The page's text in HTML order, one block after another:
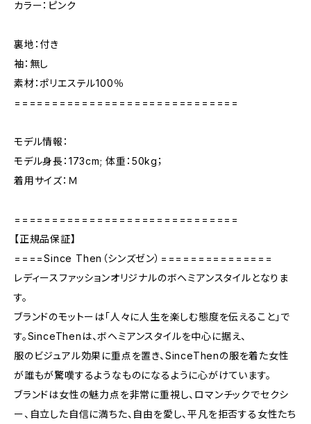
カラー：ピンク
裏地：付き
袖：無し
素材：ポリエステル100％
==============================
モデル情報：
モデル身長：173cm; 体重：50kg；
着用サイズ：Ｍ
==============================
【正規品保証】
====Since Then（シンズゼン）===============
レディースファッションオリジナルのボヘミアンスタイルとなりま
す。
ブランドのモットーは「人々に人生を楽しむ態度を伝えること」で
す。SinceThenは、ボヘミアンスタイルを中心に据え、
服のビジュアル効果に重点を置き、SinceThenの服を着た女性
が誰もが驚嘆するようなものになるように心がけています。
ブランドは女性の魅力点を非常に重視し、ロマンチックでセクシ
ー、自立した自信に満ちた、自由を愛し、平凡を拒否する女性たち